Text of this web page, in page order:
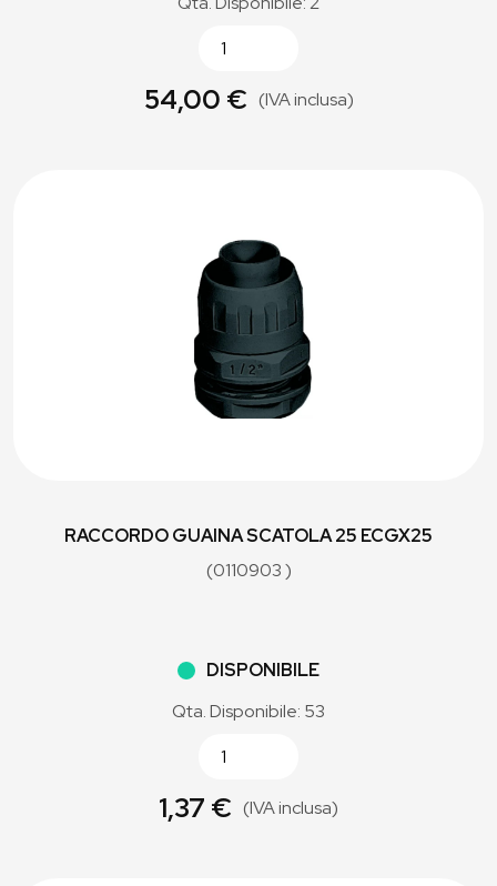
54,00 € (IVA inclusa)
RACCORDO GUAINA SCATOLA 25 ECGX25
(0110903 )
DISPONIBILE
Qta. Disponibile: 53
1,37 € (IVA inclusa)